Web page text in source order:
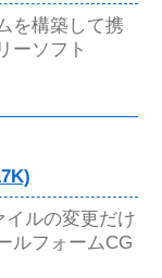
を構築して携
ーソフト
ルの変更だけ
ルフォームCG